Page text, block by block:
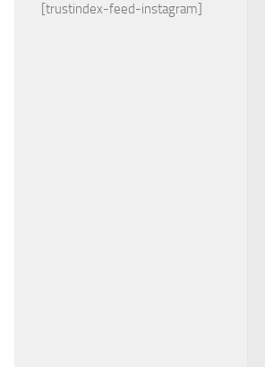
[trustindex-feed-instagram]